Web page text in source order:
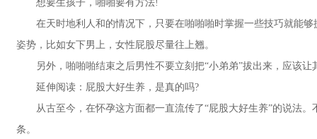
想要生孩子，啪啪要有方法!
在天时地利人和的情况下，只要在啪啪啪时掌握一些技巧就能够
姿势，比如女下男上，女性屁股尽量往上翘。
另外，啪啪啪结束之后男性不要立刻把“小弟弟”拔出来，应该让
延伸阅读：屁股大好生养，是真的吗?
从古至今，在怀孕这方面都一直流传了“屁股大好生养”的说法。
条。